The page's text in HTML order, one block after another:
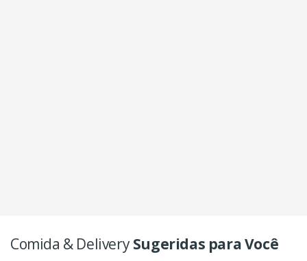
Comida & DeliverySugeridas para Você